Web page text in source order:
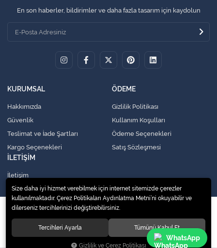
WhatsApp
En son haberler, bildirimler ve daha fazla tasarım için kaydolun
KURUMSAL
Hakkımızda
Güvenlik
Teslimat ve İade Şartları
Kargo Seçenekleri
ÖDEME
Gizlilik Politikası
Kullanım Koşulları
Ödeme Seçenekleri
Satış Sözleşmesi
İLETİŞİM
İletişim
© 2020Küresel Soğutma Sistemleri Yedek Parça San. Ve Tic. Ltd. Şti.
Size daha iyi hizmet verebilmek için internet sitemizde çerezler
kullanılmaktadır. Çerez Politikaları Aydınlatma Metni’ni okuyabilir ve
dilerseniz tercihlerinizi değiştirebilirsiniz.
Tercihleri Ayarla Tümünü Kabul Et
Gizlilik ve Çerez Politikası